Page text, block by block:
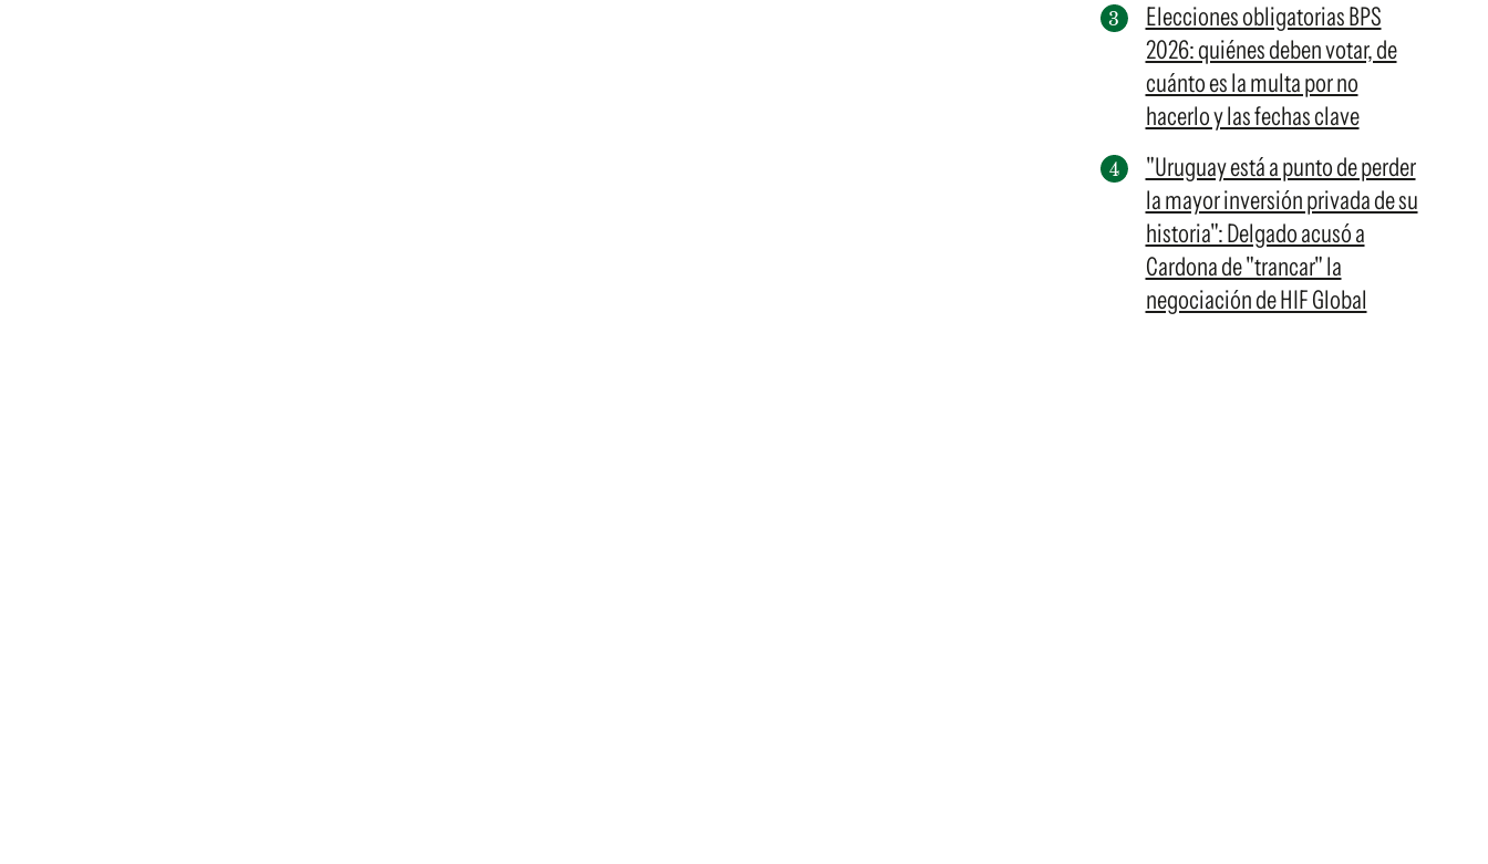
Elecciones obligatorias BPS
2026: quiénes deben votar, de
cuánto es la multa por no
hacerlo y las fechas clave
"Uruguay está a punto de perder
la mayor inversión privada de su
historia": Delgado acusó a
Cardona de "trancar" la
negociación de HIF Global